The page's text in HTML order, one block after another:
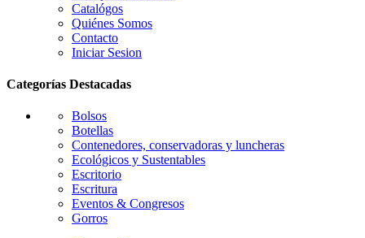
Catalógos
Quiénes Somos
Contacto
Iniciar Sesion
Categorías Destacadas
Bolsos
Botellas
Contenedores, conservadoras y luncheras
Ecológicos y Sustentables
Escritorio
Escritura
Eventos & Congresos
Gorros